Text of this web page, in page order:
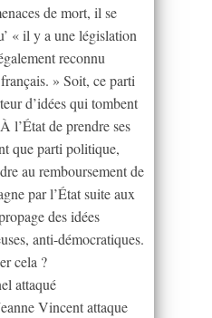
de mort, il se
« il y a une législation
reconnu
» Soit, ce parti
d’idées qui tombent
l’État de prendre ses
que parti politique,
au remboursement de
par l’État suite aux
des idées
anti-démocratiques.
cela ?
attaqué
Vincent attaque